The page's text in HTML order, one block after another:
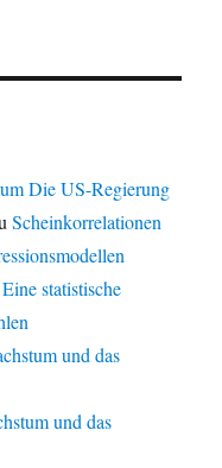
Die US-Regierung
Scheinkorrelationen
statistische
und das
und das